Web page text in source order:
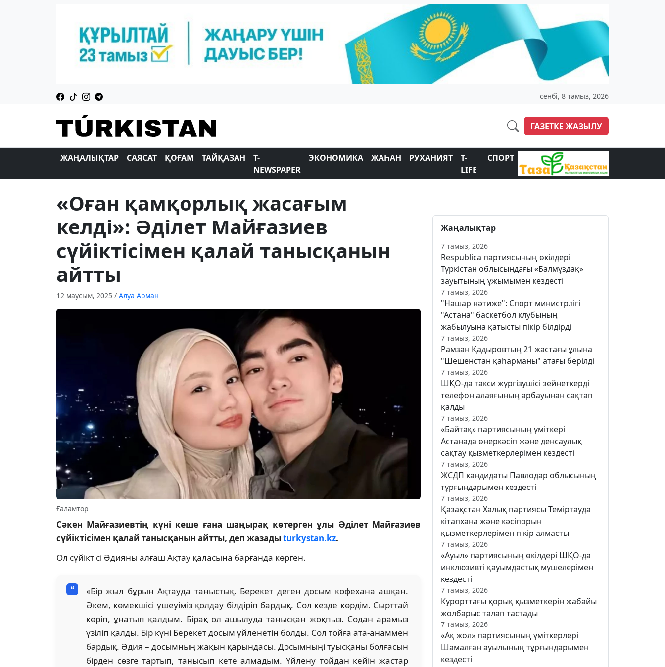
сенбі, 8 тамыз, 2026
ГАЗЕТКЕ ЖАЗЫЛУ
ЖАҢАЛЫҚТАР САЯСАТ ҚОҒАМ ТАЙҚАЗАН
T-
NEWSPAPER
ЭКОНОМИКА ЖАҺАН РУХАНИЯТ
T-
LIFE
СПОРТ
«Оған қамқорлық жасағым
келді»: Әділет Майғазиев
сүйіктісімен қалай танысқанын
айтты
12 маусым, 2025 / Алуа Арман
Ғаламтор
Сәкен Майғазиевтің күні кеше ғана шаңырақ көтерген ұлы Әділет Майғазиев
сүйіктісімен қалай танысқанын айтты, деп жазадыturkystan.kz.
Ол сүйіктісі Әдияны алғаш Ақтау қаласына барғанда көрген.
«Бір жыл бұрын Ақтауда таныстық. Берекет деген досым кофехана ашқан.
Әкем, көмекшісі үшеуіміз қолдау білдіріп бардық. Сол кезде көрдім. Сырттай
көріп, ұнатып қалдым. Бірақ ол ашылуда танысқан жоқпыз. Содан арамыз
үзіліп қалды. Бір күні Берекет досым үйленетін болды. Сол тойға ата-анаммен
бардық. Әдия – досымның жақын қарындасы. Досымныңі туысқаны болғасын
бірден сөзге тартып, танысып кете алмадым. Үйлену тойдан кейін жастар
Жаңалықтар
7 тамыз, 2026
Respublica партиясының өкілдері
Түркістан облысындағы «Балмұздақ»
зауытының ұжымымен кездесті
7 тамыз, 2026
"Нашар нәтиже": Спорт министрлігі
"Астана" баскетбол клубының
жабылуына қатысты пікір білдірді
7 тамыз, 2026
Рамзан Қадыровтың 21 жастағы ұлына
"Шешенстан қаһарманы" атағы берілді
7 тамыз, 2026
ШҚО-да такси жүргізушісі зейнеткерді
телефон алаяғының арбауынан сақтап
қалды
7 тамыз, 2026
«Байтақ» партиясының үміткері
Астанада өнеркәсіп және денсаулық
сақтау қызметкерлерімен кездесті
7 тамыз, 2026
ЖСДП кандидаты Павлодар облысының
тұрғындарымен кездесті
7 тамыз, 2026
Қазақстан Халық партиясы Теміртауда
кітапхана және кәсіпорын
қызметкерлерімен пікір алмасты
7 тамыз, 2026
«Ауыл» партиясының өкілдері ШҚО-да
инклюзивті қауымдастық мүшелерімен
кездесті
7 тамыз, 2026
Курорттағы қорық қызметкерін жабайы
жолбарыс талап тастады
7 тамыз, 2026
«Ақ жол» партиясының үміткерлері
Шамалған ауылының тұрғындарымен
кездесті